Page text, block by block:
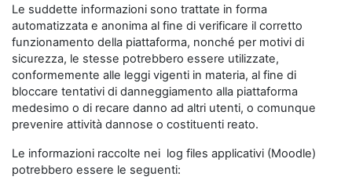
Le suddette informazioni sono trattate in forma
automatizzata e anonima al fine di verificare il corretto
funzionamento della piattaforma, nonché per motivi di
sicurezza, le stesse potrebbero essere utilizzate,
conformemente alle leggi vigenti in materia, al fine di
bloccare tentativi di danneggiamento alla piattaforma
medesimo o di recare danno ad altri utenti, o comunque
prevenire attività dannose o costituenti reato.
Le informazioni raccolte nei log files applicativi (Moodle)
potrebbero essere le seguenti: